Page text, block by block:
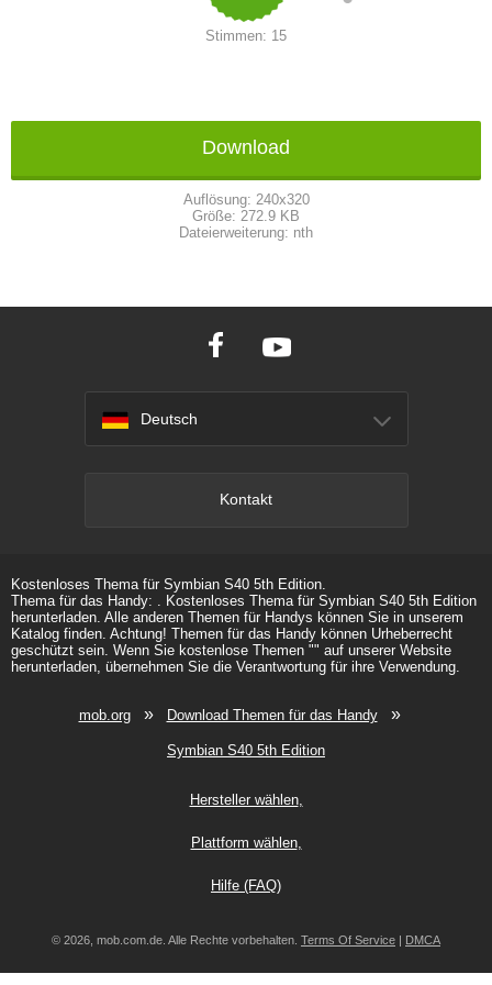
Stimmen: 15
Download
Auflösung: 240x320
Größe: 272.9 KB
Dateierweiterung: nth
Deutsch
Kontakt
Kostenloses Thema für Symbian S40 5th Edition.
Thema für das Handy: . Kostenloses Thema für Symbian S40 5th Edition
herunterladen. Alle anderen Themen für Handys können Sie in unserem
Katalog finden. Achtung! Themen für das Handy können Urheberrecht
geschützt sein. Wenn Sie kostenlose Themen "" auf unserer Website
herunterladen, übernehmen Sie die Verantwortung für ihre Verwendung.
mob.org» Download Themen für das Handy»
Symbian S40 5th Edition
Hersteller wählen
Plattform wählen
Hilfe (FAQ)
© 2026, mob.com.de. Alle Rechte vorbehalten. Terms Of Service DMCA